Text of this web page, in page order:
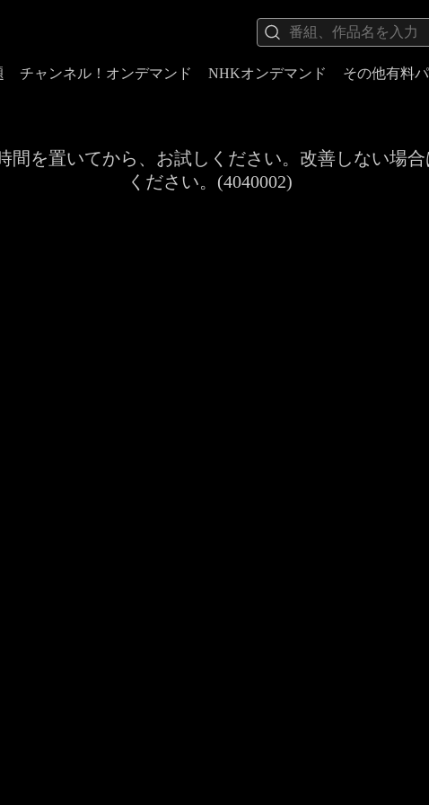
チャンネル！オンデマンド NHKオンデマンド その他有料
間を置いてから、お試しください。改善しない場
ください。(4040002)